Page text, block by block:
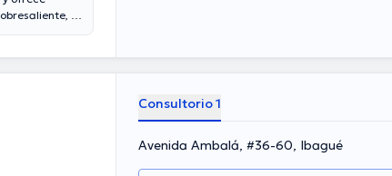
el
Consultorio 1
Avenida Ambalá, #36-60, Ibagué